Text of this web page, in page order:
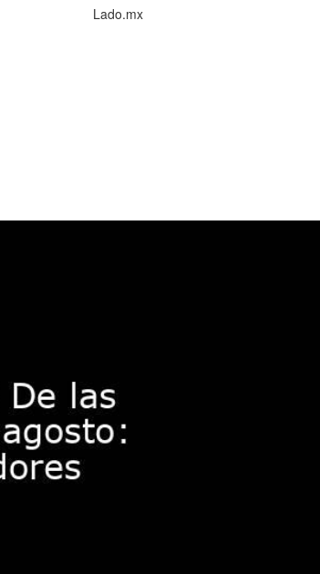
Lado.mx